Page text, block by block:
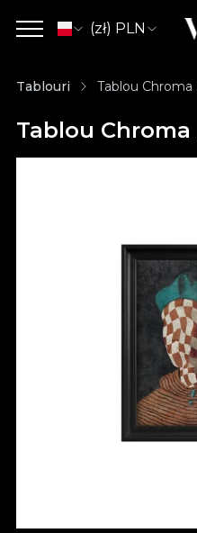
(zł) PLN
Tablouri Tablou
Tablou